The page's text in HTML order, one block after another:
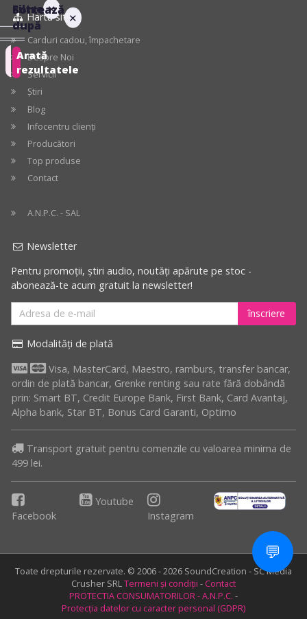
Filtre ✕
Arată
rezultatele
Sortează
după
✕
Recomandate
Preț
crescător
Preț
descrescător
mari
Harta site
Carduri cadou, împachetare
Despre Noi
Servicii
Știri
Blog
Infocentru clienți
Producători
Top produse
Contact
A.N.P.C. - SAL
Newsletter
Pentru promoții, știri audio, noutăți apărute pe stoc -
abonează-te acum gratuit la newsletter!
înscriere
Modalități de plată
Visa, MasterCard, Maestro, ramburs, transfer bancar,
ordin de plată bancar, Grenke renting sau rate fără dobândă
prin: Smart BT, Credit Europe Bank, First Bank, Card Avantaj,
Alpha bank, Star BT, Bonus Card Garanti, Optimo
Transport gratuit pentru comenzile cu valoarea minima de
499 lei.
Facebook
Youtube
Instagram
Toate drepturile rezervate. © 2006 - 2026 SoundCreation - SC Media
Crusher SRLTermeni și condiții - Contact
PROTECTIA CONSUMATORILOR - A.N.P.C. -
Protecția datelor cu caracter personal (GDPR)
💬